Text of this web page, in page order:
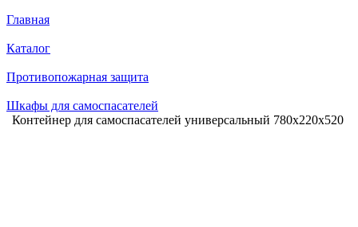
Главная
Каталог
Противопожарная защита
Шкафы для самоспасателей
Контейнер для самоспасателей универсальный 780х220х520